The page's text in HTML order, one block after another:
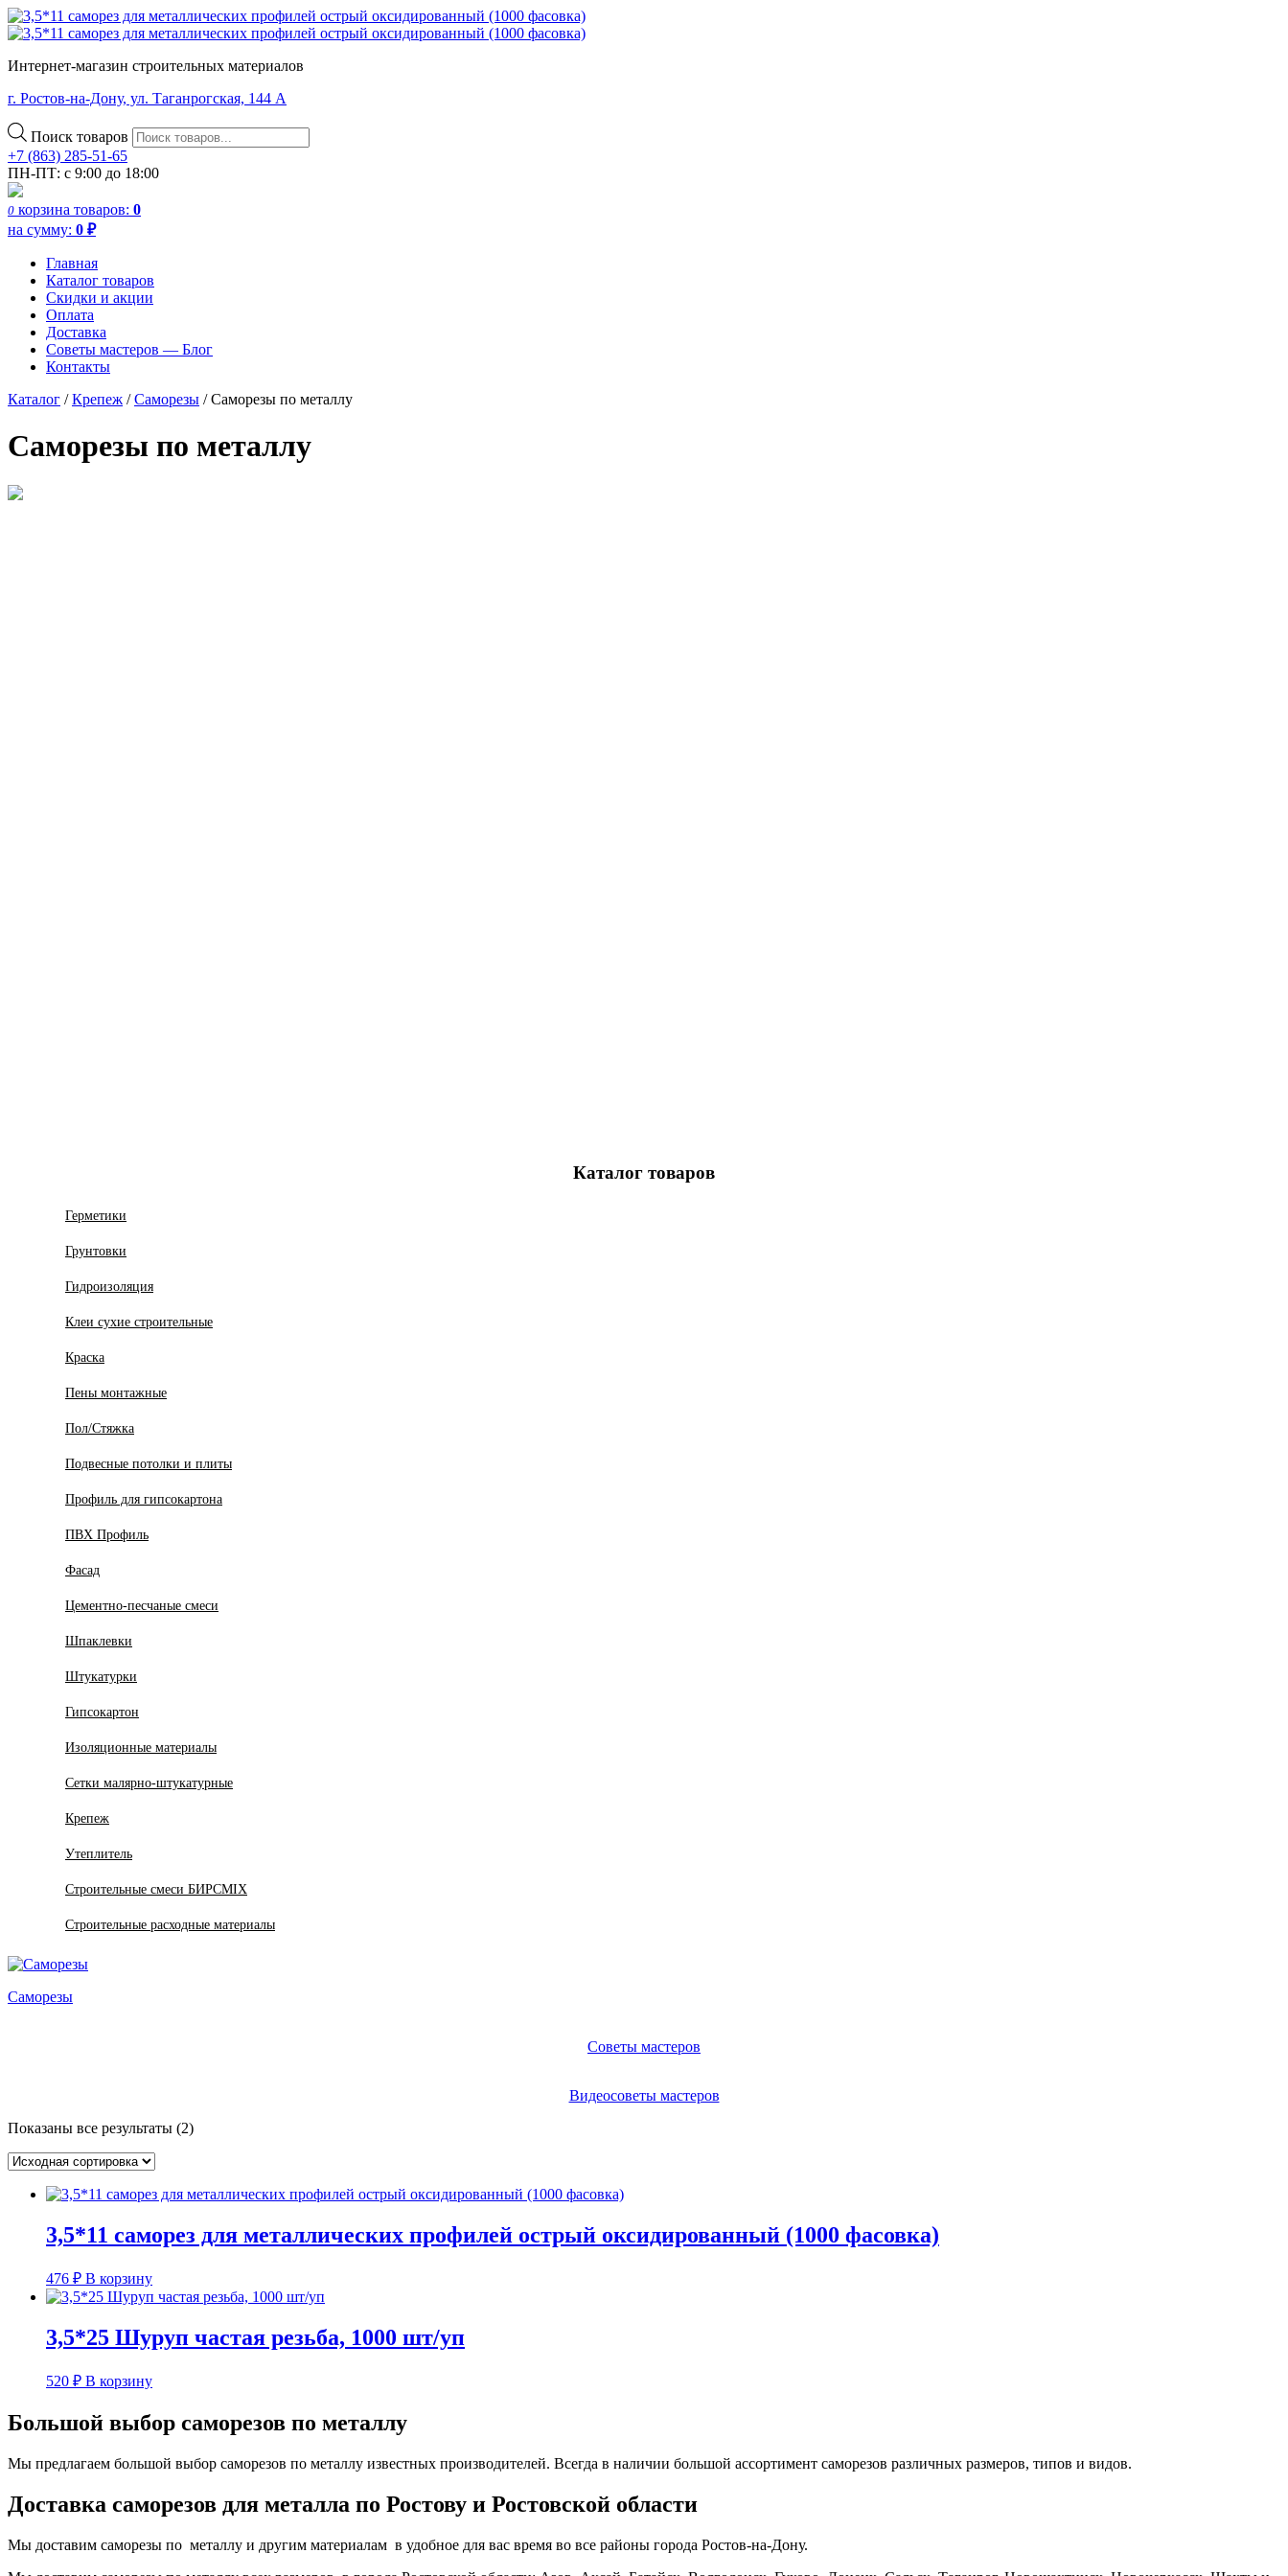
Интернет-магазин строительных материалов
г. Ростов-на-Дону, ул. Таганрогская, 144 А
Поиск товаров
+7 (863) 285-51-65
ПН-ПТ: с 9:00 до 18:00
0 корзина товаров: 0
на сумму: 0 ₽
Главная
Каталог товаров
Скидки и акции
Оплата
Доставка
Советы мастеров — Блог
Контакты
Каталог /Крепеж /Саморезы / Саморезы по металлу
Саморезы по металлу
Каталог товаров
Герметики
Грунтовки
Гидроизоляция
Клеи сухие строительные
Краска
Пены монтажные
Пол/Стяжка
Подвесные потолки и плиты
Профиль для гипсокартона
ПВХ Профиль
Фасад
Цементно-песчаные смеси
Шпаклевки
Штукатурки
Гипсокартон
Изоляционные материалы
Сетки малярно-штукатурные
Крепеж
Утеплитель
Строительные смеси БИРСMIX
Строительные расходные материалы
Саморезы
Советы мастеров
Видеосоветы мастеров
Показаны все результаты (2)
3,5*11 саморез для металлических профилей острый оксидированный (1000 фасовка)
476 ₽ В корзину
3,5*25 Шуруп частая резьба, 1000 шт/уп
520 ₽ В корзину
Большой выбор саморезов по металлу
Мы предлагаем большой выбор саморезов по металлу известных производителей. Всегда в наличии большой ассортимент саморезов различных размеров, типов и видов.
Доставка саморезов для металла по Ростову и Ростовской области
Мы доставим саморезы по металлу и другим материалам в удобное для вас время во все районы города Ростов-на-Дону.